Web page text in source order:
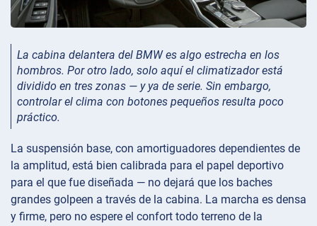
La cabina delantera del BMW es algo estrecha en los
hombros. Por otro lado, solo aquí el climatizador está
dividido en tres zonas — y ya de serie. Sin embargo,
controlar el clima con botones pequeños resulta poco
práctico.
La suspensión base, con amortiguadores dependientes de
la amplitud, está bien calibrada para el papel deportivo
para el que fue diseñada — no dejará que los baches
grandes golpeen a través de la cabina. La marcha es densa
y firme, pero no espere el confort todo terreno de la